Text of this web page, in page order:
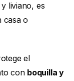
liviano, es
casa o
el
con boquilla y